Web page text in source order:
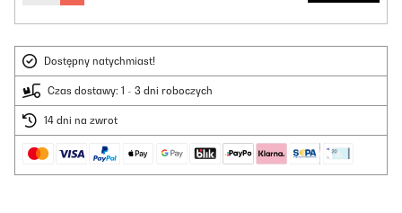
Dostępny natychmiast!
Czas dostawy: 1 - 3 dni roboczych
14 dni na zwrot